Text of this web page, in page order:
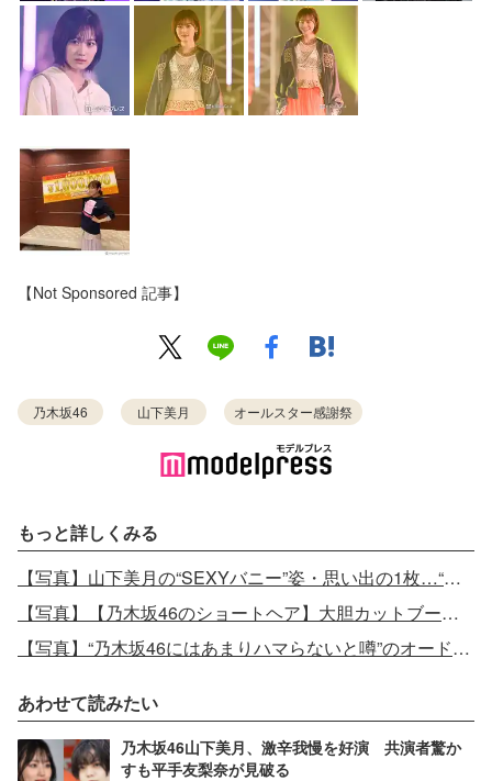
【Not Sponsored 記事】
乃木坂46 山下美月 オールスター感謝祭
もっと詳しくみる
【写真】山下美月の“SEXYバニー”姿・思い出の1枚…“初センター抜擢記念”1st写真集「忘れられない人」未収録カット公開
【写真】【乃木坂46のショートヘア】大胆カットブーム到来？白石麻衣・堀未央奈・山下美月ら続々イメチェン
【写真】“乃木坂46にはあまりハマらないと噂”のオードリー・若林正恭「日向坂を裏切ることはできませんでした」山下美月に“お返し傘”
あわせて読みたい
乃木坂46山下美月、激辛我慢を好演 共演者驚か
すも平手友梨奈が見破る